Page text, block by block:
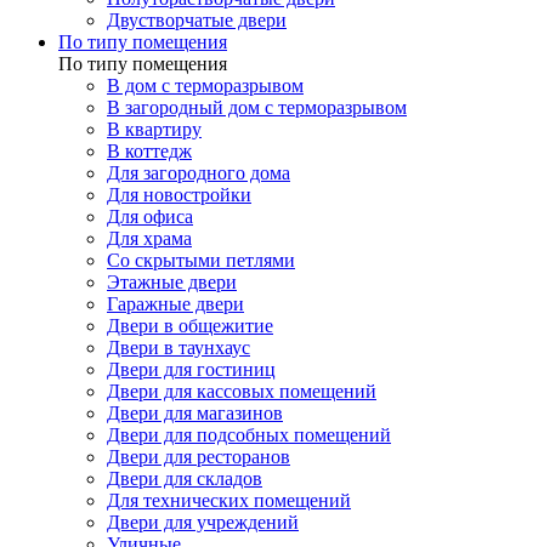
Двустворчатые двери
По типу помещения
По типу помещения
В дом с терморазрывом
В загородный дом с терморазрывом
В квартиру
В коттедж
Для загородного дома
Для новостройки
Для офиса
Для храма
Со скрытыми петлями
Этажные двери
Гаражные двери
Двери в общежитие
Двери в таунхаус
Двери для гостиниц
Двери для кассовых помещений
Двери для магазинов
Двери для подсобных помещений
Двери для ресторанов
Двери для складов
Для технических помещений
Двери для учреждений